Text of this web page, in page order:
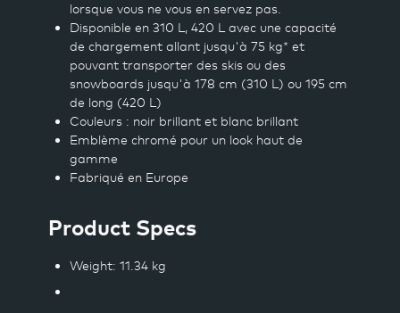
lorsque vous ne vous en servez pas.
Disponible en 310 L, 420 L avec une capacité
de chargement allant jusqu'à 75 kg* et
pouvant transporter des skis ou des
snowboards jusqu'à 178 cm (310 L) ou 195 cm
de long (420 L)
Couleurs : noir brillant et blanc brillant
Emblème chromé pour un look haut de
gamme
Fabriqué en Europe
Product Specs
Weight: 11.34 kg